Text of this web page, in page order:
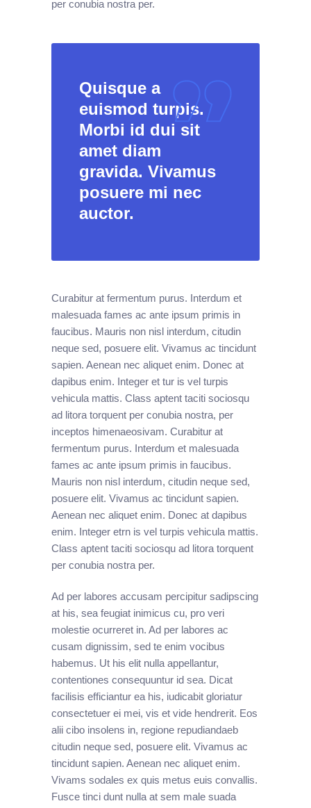
per conubia nostra per.
Quisque a
euismod turpis.
Morbi id dui sit
amet diam
gravida. Vivamus
posuere mi nec
auctor.
Curabitur at fermentum purus. Interdum et
malesuada fames ac ante ipsum primis in
faucibus. Mauris non nisl interdum, citudin
neque sed, posuere elit. Vivamus ac tincidunt
sapien. Aenean nec aliquet enim. Donec at
dapibus enim. Integer et tur is vel turpis
vehicula mattis. Class aptent taciti sociosqu
ad litora torquent per conubia nostra, per
inceptos himenaeosivam. Curabitur at
fermentum purus. Interdum et malesuada
fames ac ante ipsum primis in faucibus.
Mauris non nisl interdum, citudin neque sed,
posuere elit. Vivamus ac tincidunt sapien.
Aenean nec aliquet enim. Donec at dapibus
enim. Integer etrn is vel turpis vehicula mattis.
Class aptent taciti sociosqu ad litora torquent
per conubia nostra per.
Ad per labores accusam percipitur sadipscing
at his, sea feugiat inimicus cu, pro veri
molestie ocurreret in. Ad per labores ac
cusam dignissim, sed te enim vocibus
habemus. Ut his elit nulla appellantur,
contentiones consequuntur id sea. Dicat
facilisis efficiantur ea his, iudicabit gloriatur
consectetuer ei mei, vis et vide hendrerit. Eos
alii cibo insolens in, regione repudiandaeb
citudin neque sed, posuere elit. Vivamus ac
tincidunt sapien. Aenean nec aliquet enim.
Vivams sodales ex quis metus euis convallis.
Fusce tinci dunt nulla at sem male suada